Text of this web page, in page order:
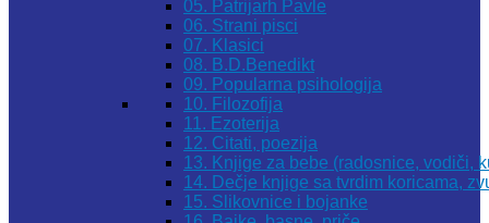
05. Patrijarh Pavle
06. Strani pisci
07. Klasici
08. B.D.Benedikt
09. Popularna psihologija
10. Filozofija
11. Ezoterija
12. Citati, poezija
13. Knjige za bebe (radosnice, vodiči,
14. Dečje knjige sa tvrdim koricama,
15. Slikovnice i bojanke